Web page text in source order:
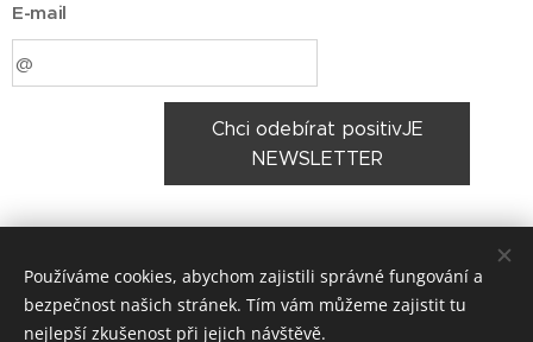
E-mail
Chci odebírat positivJE
NEWSLETTER
Používáme cookies, abychom zajistili správné fungování a
bezpečnost našich stránek. Tím vám můžeme zajistit tu
nejlepší zkušenost při jejich návštěvě.